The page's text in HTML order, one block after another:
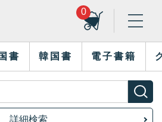
0
書 韓国書 電子書籍
詳細検索